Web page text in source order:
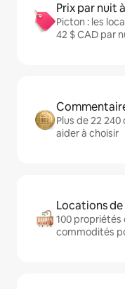
Prix par nuit
Picton : les
42 $ CAD par
Plus de 22
aider à choisir
Locations
100
commodités